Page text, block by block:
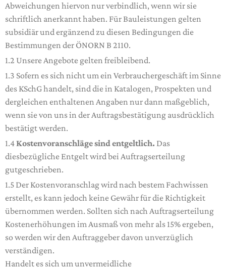
Abweichungen hiervon nur verbindlich, wenn wir sie
schriftlich anerkannt haben. Für Bauleistungen gelten
subsidiär und ergänzend zu diesen Bedingungen die
Bestimmungen der ÖNORN B 2110.
1.2 Unsere Angebote gelten freibleibend.
1.3 Sofern es sich nicht um ein Verbrauchergeschäft im Sinne
des KSchG handelt, sind die in Katalogen, Prospekten und
dergleichen enthaltenen Angaben nur dann maßgeblich,
wenn sie von uns in der Auftragsbestätigung ausdrücklich
bestätigt werden.
1.4Kostenvoranschläge sind entgeltlich. Das
diesbezügliche Entgelt wird bei Auftragserteilung
gutgeschrieben.
1.5 Der Kostenvoranschlag wird nach bestem Fachwissen
erstellt, es kann jedoch keine Gewähr für die Richtigkeit
übernommen werden. Sollten sich nach Auftragserteilung
Kostenerhöhungen im Ausmaß von mehr als 15% ergeben,
so werden wir den Auftraggeber davon unverzüglich
verständigen.
Handelt es sich um unvermeidliche